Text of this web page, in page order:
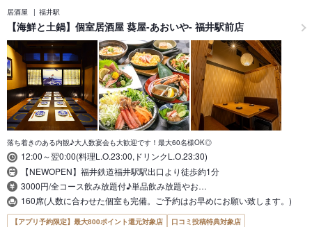
居酒屋 福井駅
【海鮮と土鍋】個室居酒屋 葵屋-あおいや- 福井駅前店
落ち着きのある内観♪大人数宴会も大歓迎です！最大60名様OK◎
12:00～翌0:00(料理L.O.23:00,ドリンクL.O.23:30)
【NEWOPEN】福井鉄道福井駅駅出口より徒歩約1分
3000円/全コース飲み放題付♪単品飲み放題やお…
160席(人数に合わせた個室も完備。ご予約はお早めにお願い致します。)
【アプリ予約限定】最大800ポイント還元対象店 口コミ投稿特典対象店